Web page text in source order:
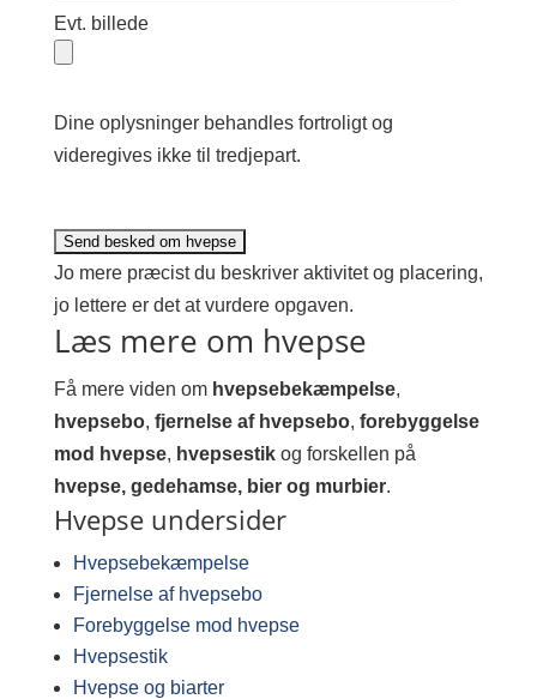
Evt. billede
Dine oplysninger behandles fortroligt og
videregives ikke til tredjepart.
Jo mere præcist du beskriver aktivitet og placering,
jo lettere er det at vurdere opgaven.
Læs mere om hvepse
Få mere viden om hvepsebekæmpelse,
hvepsebo, fjernelse af hvepsebo, forebyggelse
mod hvepse, hvepsestikog forskellen på
hvepse, gedehamse, bier og murbier.
Hvepse undersider
Hvepsebekæmpelse
Fjernelse af hvepsebo
Forebyggelse mod hvepse
Hvepsestik
Hvepse og biarter